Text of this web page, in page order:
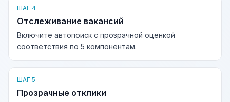
ШАГ 4
Отслеживание вакансий
Включите автопоиск с прозрачной оценкой
соответствия по 5 компонентам.
ШАГ 5
Прозрачные отклики